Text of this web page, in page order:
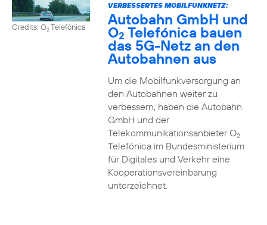
Credits: O2Telefónica
VERBESSERTES MOBILFUNKNETZ:
Autobahn GmbH und
O2 Telefónica bauen
das 5G-Netz an den
Autobahnen aus
Um die Mobilfunkversorgung an
den Autobahnen weiter zu
verbessern, haben die Autobahn
GmbH und der
Telekommunikationsanbieter O2
Telefónica im Bundesministerium
für Digitales und Verkehr eine
Kooperationsvereinbarung
unterzeichnet.